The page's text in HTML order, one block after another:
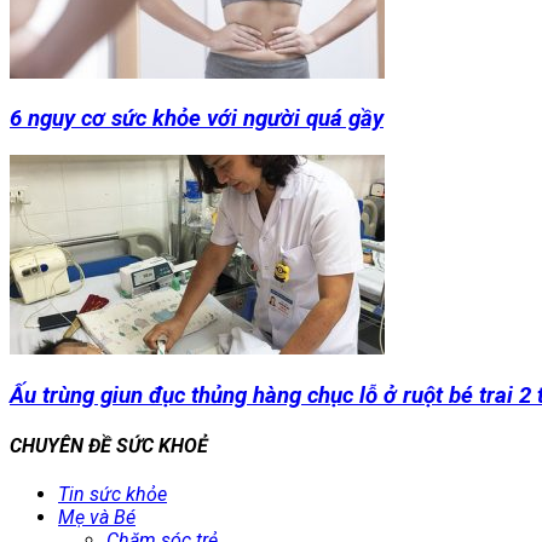
6 nguy cơ sức khỏe với người quá gầy
Ấu trùng giun đục thủng hàng chục lỗ ở ruột bé trai 2
CHUYÊN ĐỀ SỨC KHOẺ
Tin sức khỏe
Mẹ và Bé